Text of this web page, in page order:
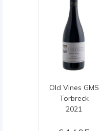
Old Vines GMS
Torbreck
2021